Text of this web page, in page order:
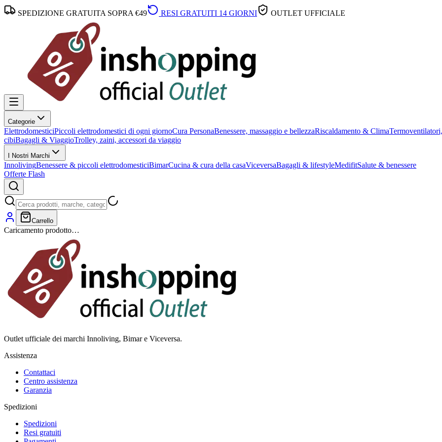
SPEDIZIONE GRATUITA SOPRA €49 RESI GRATUITI 14 GIORNI OUTLET UFFICIALE
Categorie
ElettrodomesticiPiccoli elettrodomestici di ogni giornoCura PersonaBenessere, massaggio e bellezzaRiscaldamento & Clima
cibiBagagli & ViaggioTrolley, zaini, accessori da viaggio
I Nostri Marchi
InnolivingBenessere & piccoli elettrodomesticiBimarCucina & cura della casaViceversaBagagli & lifestyleMedifitSalute & benessere
Offerte Flash
Carrello
Caricamento prodotto…
Outlet ufficiale dei marchi Innoliving, Bimar e Viceversa.
Assistenza
Contattaci
Centro assistenza
Garanzia
Spedizioni
Spedizioni
Resi gratuiti